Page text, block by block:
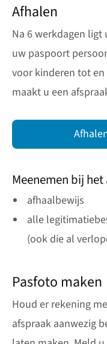
Afhalen
Na 6 werkdagen
uw paspoort
voor kinderen tot en
maakt u een
Meenemen bij
afhaalbewijs
alle
(ook die al
Pasfoto maken
Houd er rekening
afspraak aanwezig